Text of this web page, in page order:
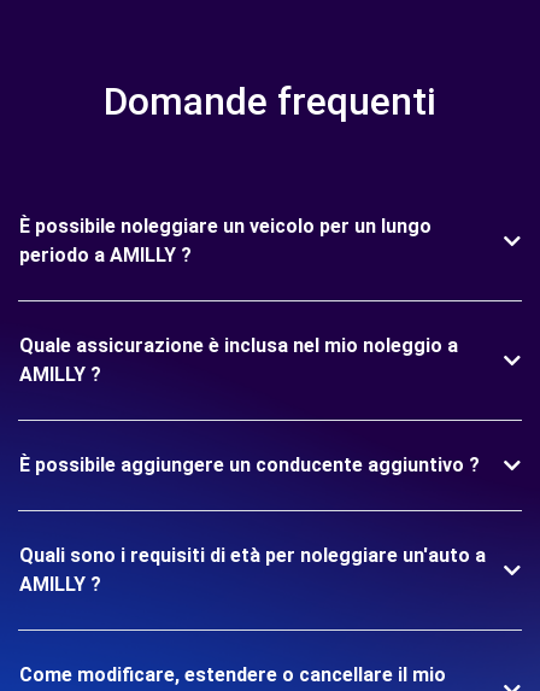
Domande frequenti
È possibile noleggiare un veicolo per un lungo
periodo a AMILLY ?
Quale assicurazione è inclusa nel mio noleggio a
AMILLY ?
È possibile aggiungere un conducente aggiuntivo ?
Quali sono i requisiti di età per noleggiare un'auto a
AMILLY ?
Come modificare, estendere o cancellare il mio